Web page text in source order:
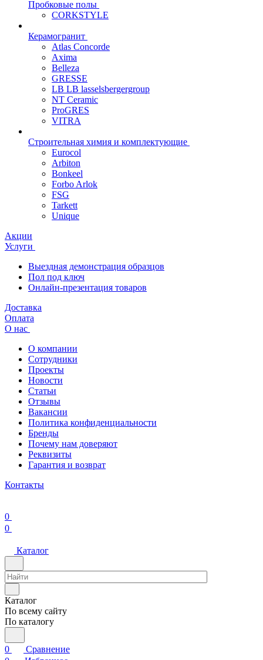
Пробковые полы
CORKSTYLE
Керамогранит
Atlas Concorde
Axima
Belleza
GRESSE
LB LB lasselsbergergroup
NT Ceramic
ProGRES
VITRA
Строительная химия и комплектующие
Eurocol
Arbiton
Bonkeel
Forbo Arlok
FSG
Tarkett
Unique
Акции
Услуги
Выездная демонстрация образцов
Пол под ключ
Онлайн-презентация товаров
Доставка
Оплата
О нас
О компании
Сотрудники
Проекты
Новости
Статьи
Отзывы
Вакансии
Политика конфиденциальности
Бренды
Почему нам доверяют
Реквизиты
Гарантия и возврат
Контакты
0
0
Каталог
Каталог
По всему сайту
По каталогу
0
Сравнение